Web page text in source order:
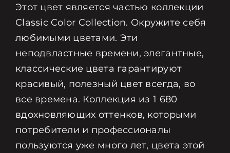
Этот цвет является частью коллекции
Classic Color Collection. Окружите себя
любимыми цветами. Эти
неподвластные времени, элегантные,
классические цвета гарантируют
красивый, полезный цвет всегда, во
все времена. Коллекция из 1 680
вдохновляющих оттенков, которыми
потребители и профессионалы
пользуются уже много лет, цвета этой